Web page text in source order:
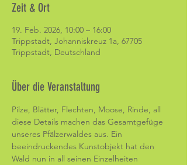
Zeit & Ort
19. Feb. 2026, 10:00 – 16:00
Trippstadt, Johanniskreuz 1a, 67705
Trippstadt, Deutschland
Über die Veranstaltung
Pilze, Blätter, Flechten, Moose, Rinde, all
diese Details machen das Gesamtgefüge
unseres Pfälzerwaldes aus. Ein
beeindruckendes Kunstobjekt hat den
Wald nun in all seinen Einzelheiten